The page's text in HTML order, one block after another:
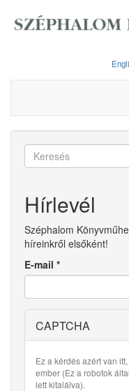
Keresés
Hírlevél
Széphalom
híreinkről elsőként!
E-mail *
CAPTCHA
Ez a kérdés azért van
ember (Ez a robotok
lett kitalálva).